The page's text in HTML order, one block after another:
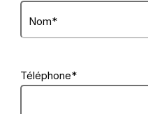
Nom*
Téléphone*